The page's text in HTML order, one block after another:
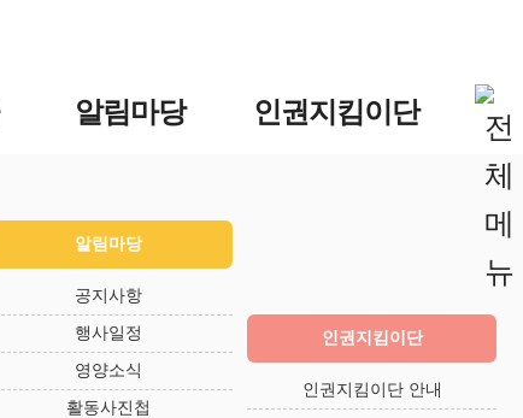
알림마당 인권지킴이단
알림마당
공지사항
행사일정
영양소식
활동사진첩
인권지킴이단
인권지킴이단 안내